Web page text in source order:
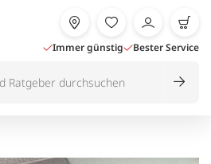
Immer günstig Bester Service